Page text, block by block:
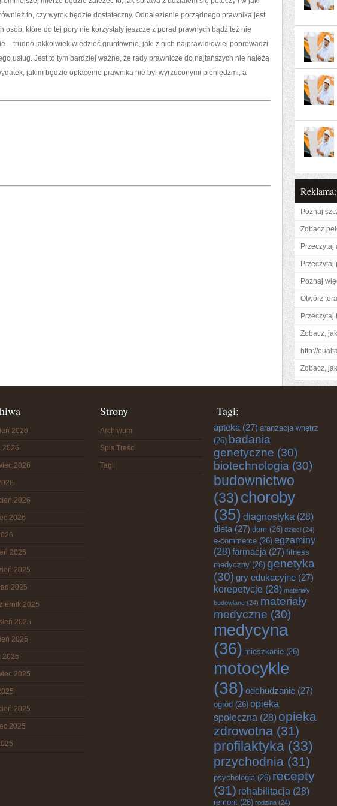
to, czy wyrok będzie dostateczny. Odnalezienie porządnego prawnika jest
osób, które do tej pory nie korzystały jeszcze z porad prawnych bądź też nie
– trudno jakkolwiek wiedzieć gruntownie, jaki z nich najprawidłowiej poprowadzi
usług. Jest to tym bardziej ważne, że rady prawnicze do najtańszych nie należą
jakim będzie opłacenie prawnika nie był wyrzuconymi pieniędzmi, a
Reklama:
Poznaj
Zobacz
Przeczytaj
Przeczytaj
Poznaj
Otwórz
Przeczytaj
Zobacz,
http://
Zobacz,
2026
2026
2026
2026
2026
2026
2025
2025
2025
2025
2025
2025
2025
2025
2025
Strony
Archiwum
Spis Treści
Tagi
Tagi:
apteka (27) aranżacja wnętrz
(26) badania
genetyczne (30)
biotechnologia (30)
budownictwo
(33)choroby
(35) diagnostyka (28)
dieta (27) dom (26) dzieci (24)
e-commerce (26) egzaminy
(28)farmacja (27) fitness
medyczny (26) genetyka
(30) gry edukacyjne (27)
korepetycje (28) materiały
budowlane (24) materiały
medyczne (30)
medycyna
(36) mieszkanie (26)
motocykle
(38) odchudzanie (27)
ogród (26) opieka
społeczna (28) opieka
zdrowotna (31)
profilaktyka (33)
przychodnia (31)
psychologia(26) recepty
(31) rehabilitacja (28)
remont (26) rodzina (24)